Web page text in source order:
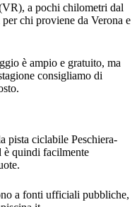
a pochi chilometri dal
chi proviene da Verona e
è ampio e gratuito, ma
consigliamo di
pista ciclabile Peschiera-
è quindi facilmente
a fonti ufficiali pubbliche,